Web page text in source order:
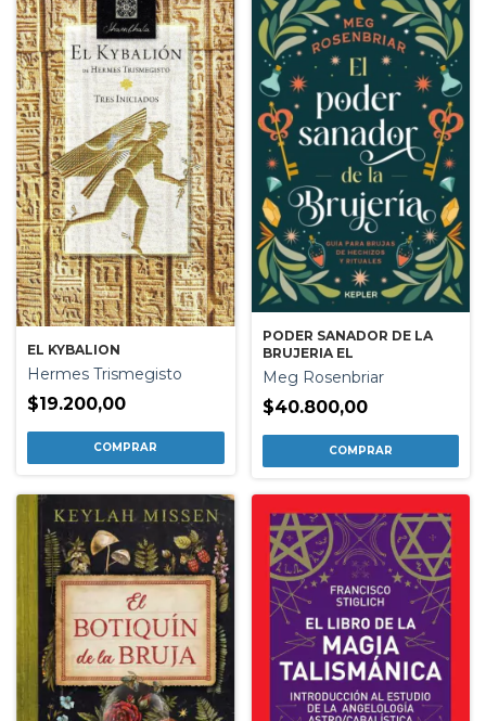
EL KYBALION
Hermes Trismegisto
$19.200,00
PODER SANADOR DE LA
BRUJERIA EL
Meg Rosenbriar
$40.800,00